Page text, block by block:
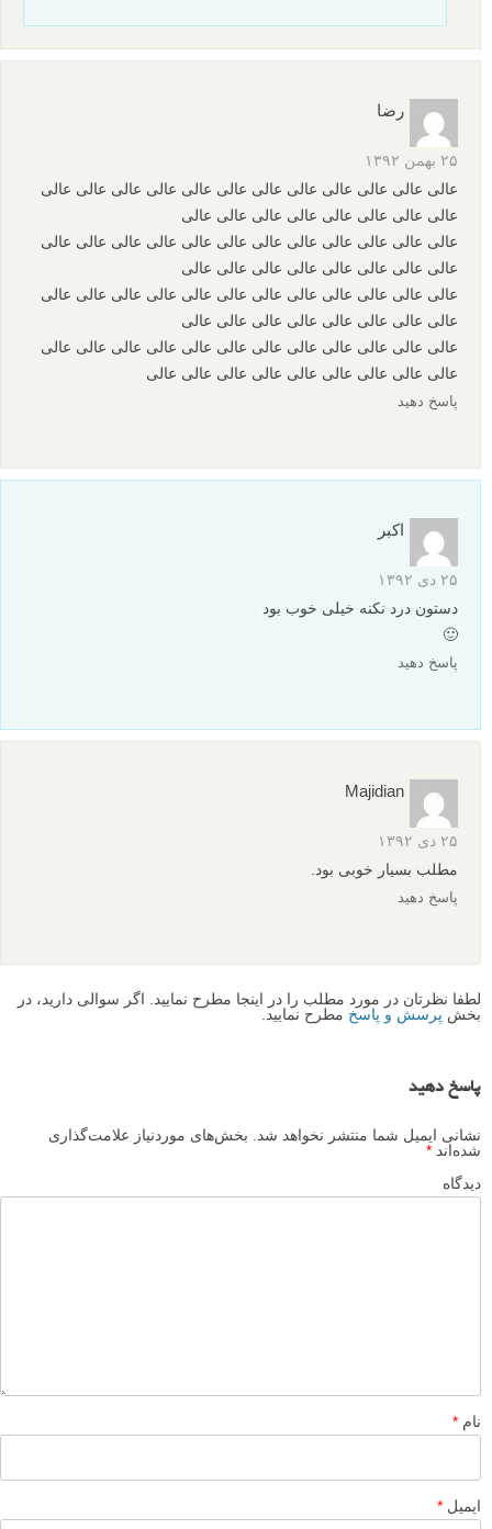
رضا
۲۵ بهمن ۱۳۹۲
عالی عالی عالی عالی عالی عالی عالی عالی عالی عالی عالی عالی
عالی عالی عالی عالی عالی عالی عالی عالی
عالی عالی عالی عالی عالی عالی عالی عالی عالی عالی عالی عالی
عالی عالی عالی عالی عالی عالی عالی عالی
عالی عالی عالی عالی عالی عالی عالی عالی عالی عالی عالی عالی
عالی عالی عالی عالی عالی عالی عالی عالی
عالی عالی عالی عالی عالی عالی عالی عالی عالی عالی عالی عالی
عالی عالی عالی عالی عالی عالی عالی عالی عالی
پاسخ دهید
اکبر
۲۵ دی ۱۳۹۲
دستون درد نکنه خیلی خوب بود
🙂
پاسخ دهید
Majidian
۲۵ دی ۱۳۹۲
مطلب بسیار خوبی بود.
پاسخ دهید
لطفا نظرتان در مورد مطلب را در اینجا مطرح نمایید. اگر سوالی دارید، در
بخش پرسش و پاسخ مطرح نمایید.
پاسخ دهید
نشانی ایمیل شما منتشر نخواهد شد.
بخش‌های موردنیاز علامت‌گذاری
شده‌اند *
دیدگاه
نام *
ایمیل *